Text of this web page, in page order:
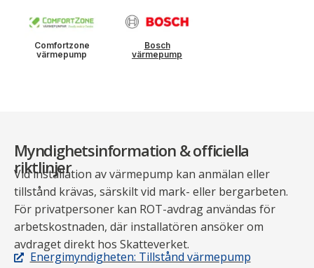
Comfortzone
värmepump
Bosch
värmepump
Myndighetsinformation & officiella
riktlinjer
Vid installation av värmepump kan anmälan eller
tillstånd krävas, särskilt vid mark- eller bergarbeten.
För privatpersoner kan ROT-avdrag användas för
arbetskostnaden, där installatören ansöker om
avdraget direkt hos Skatteverket.
Energimyndigheten: Tillstånd värmepump